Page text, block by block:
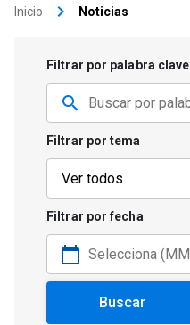
Inicio keyboard_arrow_right Noticias
Filtrar por palabra clave
search
Filtrar por tema
Filtrar por fecha
calendar_today
Buscar